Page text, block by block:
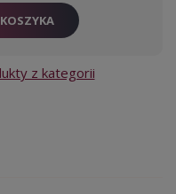
z kategorii